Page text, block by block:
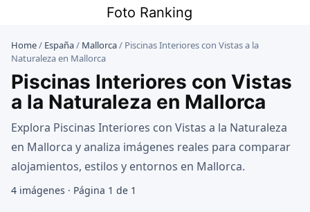
contenido
Foto Ranking
Home/ España/ Mallorca/ Piscinas Interiores con Vistas a la
Naturaleza en Mallorca
Piscinas Interiores con Vistas
a la Naturaleza en Mallorca
Explora Piscinas Interiores con Vistas a la Naturaleza
en Mallorca y analiza imágenes reales para comparar
alojamientos, estilos y entornos en Mallorca.
4 imágenes · Página 1 de 1